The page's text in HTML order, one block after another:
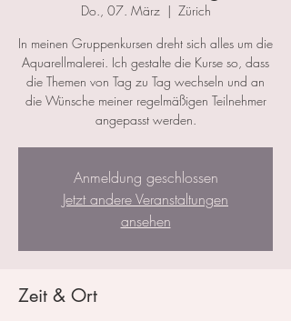
Do., 07. März
  |
Zürich
In meinen Gruppenkursen dreht sich alles um die
Aquarellmalerei. Ich gestalte die Kurse so, dass
die Themen von Tag zu Tag wechseln und an
die Wünsche meiner regelmäßigen Teilnehmer
angepasst werden.
Anmeldung geschlossen
Jetzt andere Veranstaltungen
ansehen
Zeit & Ort